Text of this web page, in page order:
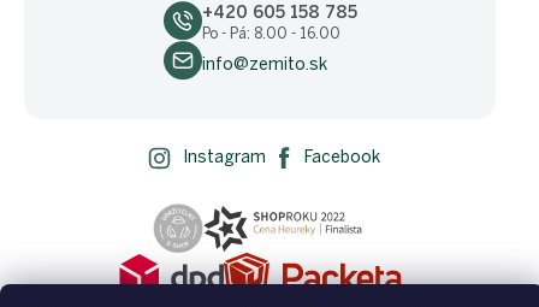
+420 605 158 785
Po - Pá: 8.00 - 16.00
info@zemito.sk
Instagram Facebook